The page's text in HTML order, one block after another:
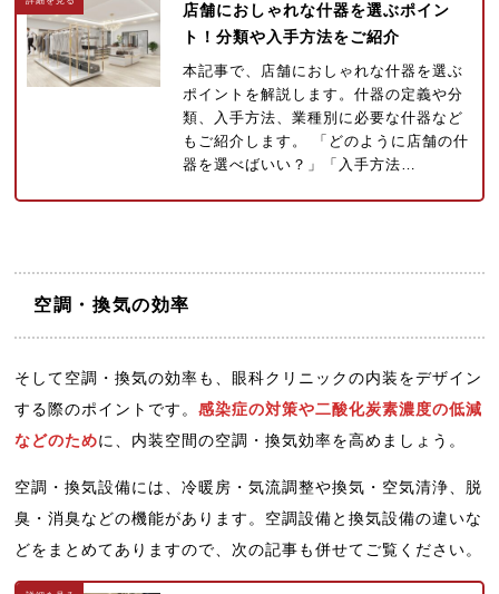
店舗におしゃれな什器を選ぶポイン
ト！分類や入手方法をご紹介
本記事で、店舗におしゃれな什器を選ぶ
ポイントを解説します。什器の定義や分
類、入手方法、業種別に必要な什器など
もご紹介します。 「どのように店舗の什
器を選べばいい？」「入手方法…
空調・換気の効率
そして空調・換気の効率も、眼科クリニックの内装をデザイン
する際のポイントです。感染症の対策や二酸化炭素濃度の低減
などのために、内装空間の空調・換気効率を高めましょう。
空調・換気設備には、冷暖房・気流調整や換気・空気清浄、脱
臭・消臭などの機能があります。空調設備と換気設備の違いな
どをまとめてありますので、次の記事も併せてご覧ください。